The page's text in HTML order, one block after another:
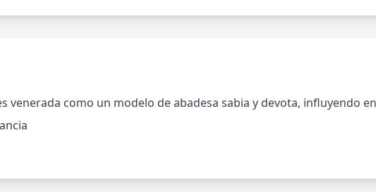
venerada como un modelo de abadesa sabia y devota, influyendo